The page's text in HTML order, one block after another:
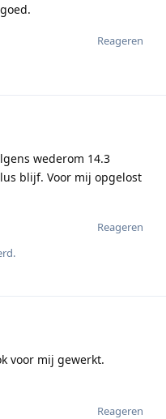
Reageren
wederom 14.3
blijf. Voor mij opgelost
Reageren
.
voor mij gewerkt.
Reageren